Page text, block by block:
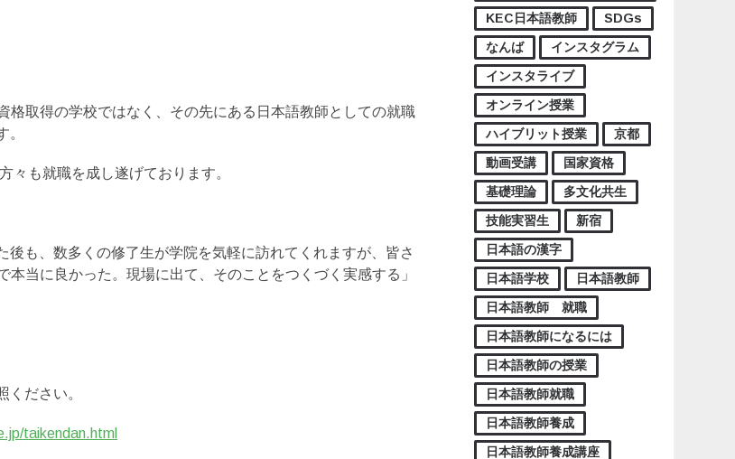
KEC日本語教師
SDGs
なんば
インスタグラム
インスタライブ
オンライン授業
ハイブリット授業
京都
動画受講
国家資格
基礎理論
多文化共生
技能実習生
新宿
日本語の漢字
日本語学校
日本語教師
日本語教師 就職
日本語教師になるには
日本語教師の授業
日本語教師就職
日本語教師養成
日本語教師養成講座
格取得の学校ではなく、その先にある日本語教師としての就職
。
々も就職を成し遂げております。
後も、数多くの修了生が学院を気軽に訪れてくれますが、皆さ
本当に良かった。現場に出て、そのことをつくづく実感する」
ください。
taikendan.html